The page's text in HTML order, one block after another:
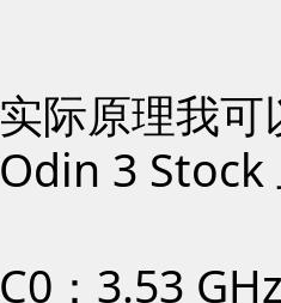
实际原理我
Odin 3 Stock
C0：3.53